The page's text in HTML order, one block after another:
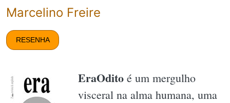
Marcelino Freire
RESENHA
EraOdito é um mergulho
visceral na alma humana, uma